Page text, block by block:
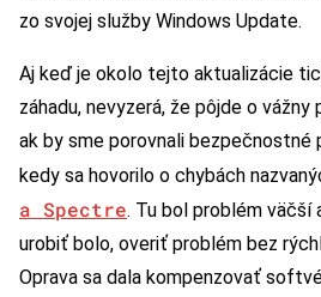
zo svojej služby Windows Update.
Aj keď je okolo tejto aktualizácie
záhadu, nevyzerá, že pôjde o vážny
ak by sme porovnali bezpečnostné
kedy sa hovorilo o chybách
a Spectre. Tu bol problém väčší
urobiť bolo, overiť problém bez
Oprava sa dala kompenzovať